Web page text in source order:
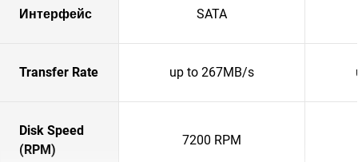
Интерфейс SATA
Transfer Rate up to 267MB/s
Disk Speed
(RPM)
7200 RPM